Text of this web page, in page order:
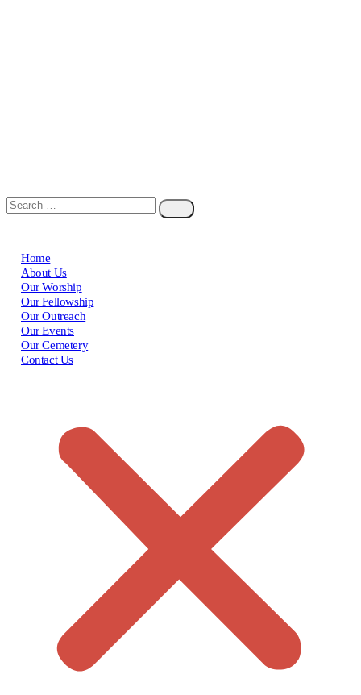
Home
About Us
Our Worship
Our Fellowship
Our Outreach
Our Events
Our Cemetery
Contact Us